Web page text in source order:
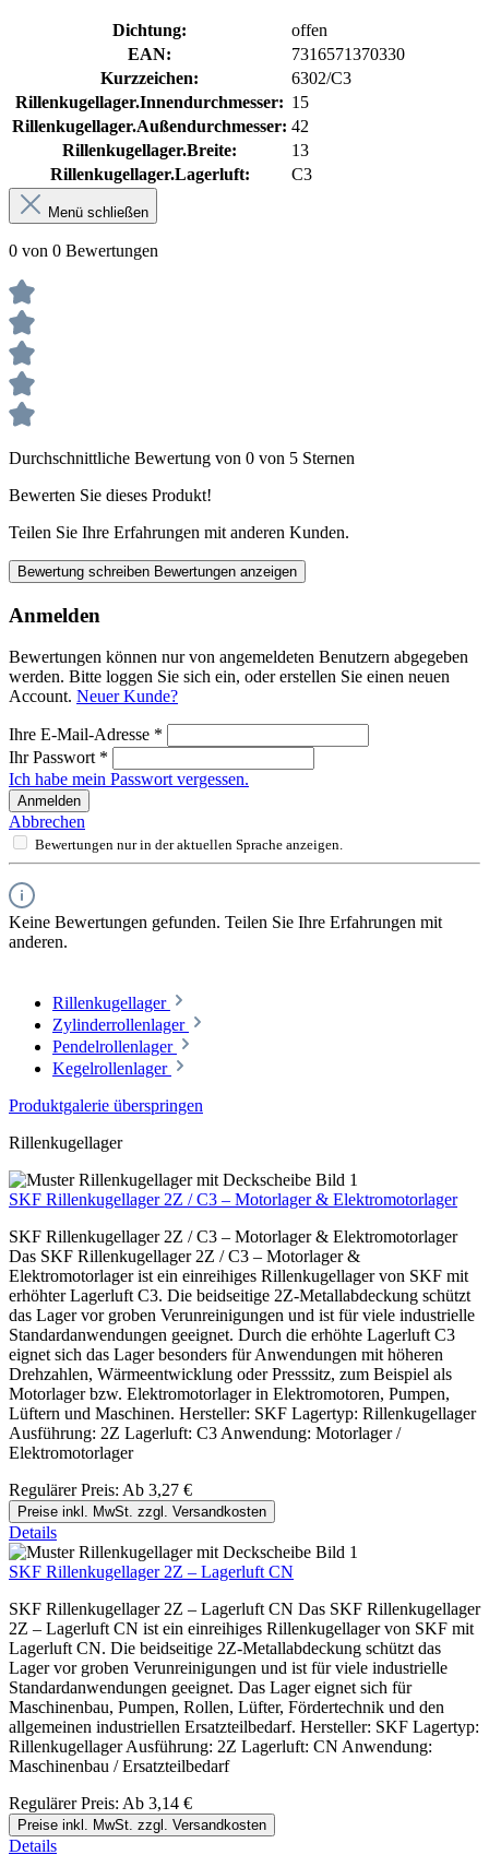
Dichtung:
offen
EAN:
7316571370330
Kurzzeichen:
6302/C3
Rillenkugellager.Innendurchmesser: 15
Rillenkugellager.Außendurchmesser: 42
Rillenkugellager.Breite:
13
Rillenkugellager.Lagerluft:
C3
Menü schließen
0 von 0 Bewertungen
Durchschnittliche Bewertung von 0 von 5 Sternen
Bewerten Sie dieses Produkt!
Teilen Sie Ihre Erfahrungen mit anderen Kunden.
Bewertung schreiben Bewertungen anzeigen
Anmelden
Bewertungen können nur von angemeldeten Benutzern abgegeben
werden. Bitte loggen Sie sich ein, oder erstellen Sie einen neuen
Account. Neuer Kunde?
Ihre E-Mail-Adresse *
Ihr Passwort *
Ich habe mein Passwort vergessen.
Anmelden
Abbrechen
Bewertungen nur in der aktuellen Sprache anzeigen.
Keine Bewertungen gefunden. Teilen Sie Ihre Erfahrungen mit
anderen.
Rillenkugellager
Zylinderrollenlager
Pendelrollenlager
Kegelrollenlager
Produktgalerie überspringen
Rillenkugellager
SKF Rillenkugellager 2Z / C3 – Motorlager & Elektromotorlager
SKF Rillenkugellager 2Z / C3 – Motorlager & Elektromotorlager
Das SKF Rillenkugellager 2Z / C3 – Motorlager &
Elektromotorlager ist ein einreihiges Rillenkugellager von SKF mit
erhöhter Lagerluft C3. Die beidseitige 2Z-Metallabdeckung schützt
das Lager vor groben Verunreinigungen und ist für viele industrielle
Standardanwendungen geeignet. Durch die erhöhte Lagerluft C3
eignet sich das Lager besonders für Anwendungen mit höheren
Drehzahlen, Wärmeentwicklung oder Presssitz, zum Beispiel als
Motorlager bzw. Elektromotorlager in Elektromotoren, Pumpen,
Lüftern und Maschinen. Hersteller: SKF Lagertyp: Rillenkugellager
Ausführung: 2Z Lagerluft: C3 Anwendung: Motorlager /
Elektromotorlager
Regulärer Preis: Ab 3,27 €
Preise inkl. MwSt. zzgl. Versandkosten
Details
SKF Rillenkugellager 2Z – Lagerluft CN
SKF Rillenkugellager 2Z – Lagerluft CN Das SKF Rillenkugellager
2Z – Lagerluft CN ist ein einreihiges Rillenkugellager von SKF mit
Lagerluft CN. Die beidseitige 2Z-Metallabdeckung schützt das
Lager vor groben Verunreinigungen und ist für viele industrielle
Standardanwendungen geeignet. Das Lager eignet sich für
Maschinenbau, Pumpen, Rollen, Lüfter, Fördertechnik und den
allgemeinen industriellen Ersatzteilbedarf. Hersteller: SKF Lagertyp:
Rillenkugellager Ausführung: 2Z Lagerluft: CN Anwendung:
Maschinenbau / Ersatzteilbedarf
Regulärer Preis: Ab 3,14 €
Preise inkl. MwSt. zzgl. Versandkosten
Details